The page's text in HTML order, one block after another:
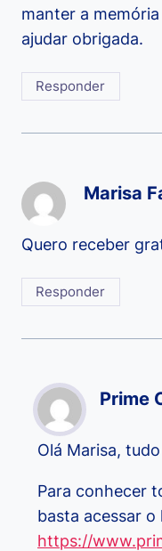
manter a
ajudar obrigada.
Responder
Marisa
Quero receber
Responder
Prime
Olá Marisa,
Para conhecer
basta acessar o
https://